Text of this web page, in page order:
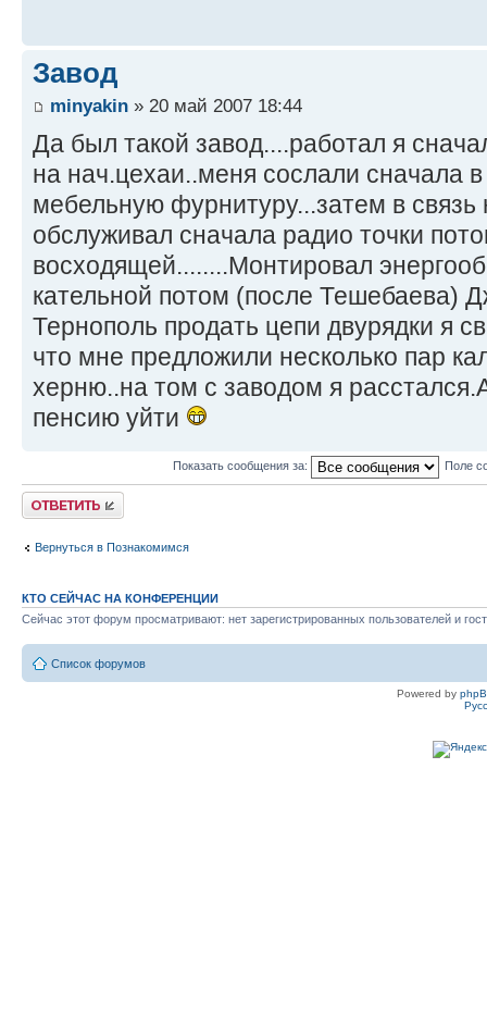
Завод
minyakin » 20 май 2007 18:44
Да был такой завод....работал я
на нач.цехаи..меня сослали сначала
мебельную фурнитуру...затем в связь
обслуживал сначала радио точки
восходящей........Монтировал
кательной потом (после Тешебаева)
Тернополь продать цепи двурядки я
что мне предложили несколько пар
херню..на том с заводом я
пенсию уйти
Показать сообщения за: Поле
Ответить
Вернуться в Познакомимся
КТО СЕЙЧАС НА КОНФЕРЕНЦИИ
Сейчас этот форум просматривают: нет зарегистрированных пользователей и
Список форумов
Powered by